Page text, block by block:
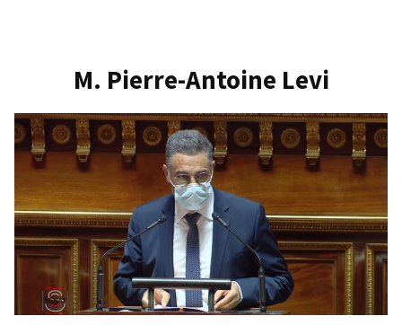
M. Pierre-Antoine Levi